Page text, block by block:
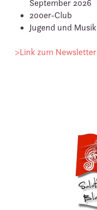
September 2026
200er-Club
Jugend und Musik
>Link zum Newsletter